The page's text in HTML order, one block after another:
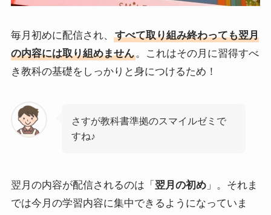
毎月初めに配信され、
すべて取り組み終わっても翌月
の内容には取り組めません。これはその月に習得すべ
き教科の基礎をしっかりと身につけるため！
さすが教科書準拠のスマイルゼミで
すね♪
翌月の内容が配信されるのは「 翌月の初め」。それま
では今月の学習内容に集中できるようになっていま